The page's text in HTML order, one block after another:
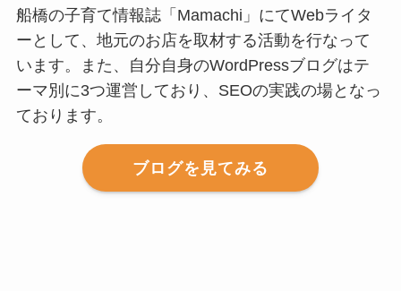
船橋の子育て情報誌「Mamachi」にてWebライタ
ーとして、地元のお店を取材する活動を行なって
います。また、自分自身のWordPressブログはテ
ーマ別に3つ運営しており、SEOの実践の場となっ
ております。
ブログを見てみる